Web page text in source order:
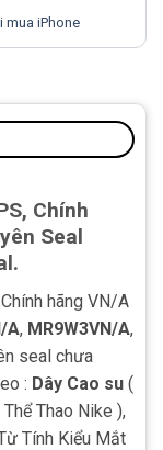
mua iPhone
Chính
Seal
hãng VN/A
A, MR9W3VN/A,
seal chưa
: Dây Cao su (
Thao Nike ),
Tính Kiểu Mắt